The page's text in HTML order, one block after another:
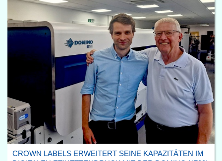
CROWN LABELS ERWEITERT SEINE KAPAZITÄTEN IM